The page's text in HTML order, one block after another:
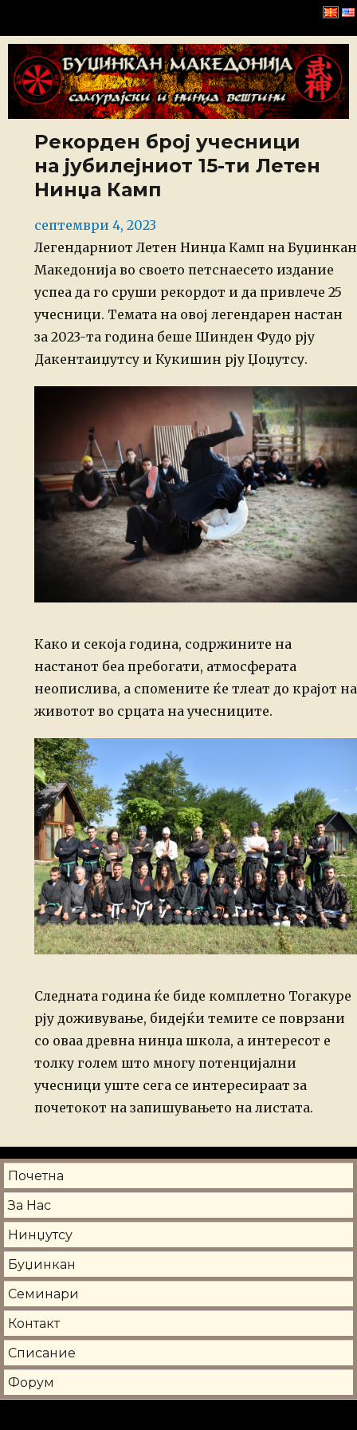
Буџинкан Македонија
Рекорден број учесници
на јубилејниот 15-ти Летен
Нинџа Камп
Posted
on
септември 4, 2023
Легендарниот Летен Нинџа Камп на Буџинкан
Македонија во своето петснаесето издание
успеа да го сруши рекордот и да привлече 25
учесници. Темата на овој легендарен настан
за 2023-та година беше Шинден Фудо рју
Дакентаиџутсу и Кукишин рју Џоџутсу.
Како и секоја година, содржините на
настанот беа пребогати, атмосферата
неопислива, а спомените ќе тлеат до крајот на
животот во срцата на учесниците.
Следната година ќе биде комплетно Тогакуре
рју доживување, бидејќи темите се поврзани
со оваа древна нинџа школа, а интересот е
толку голем што многу потенцијални
учесници уште сега се интересираат за
почетокот на запишувањето на листата.
Почетна
За Нас
Нинџутсу
Буџинкан
Семинари
Контакт
Списание
Форум